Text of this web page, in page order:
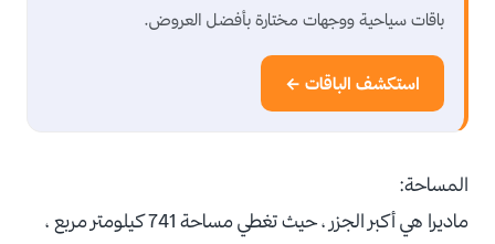
باقات سياحية ووجهات مختارة بأفضل العروض.
استكشف الباقات ←
المساحة:
ماديرا هي أكبر الجزر ، حيث تغطي مساحة 741 كيلومتر مربع ،